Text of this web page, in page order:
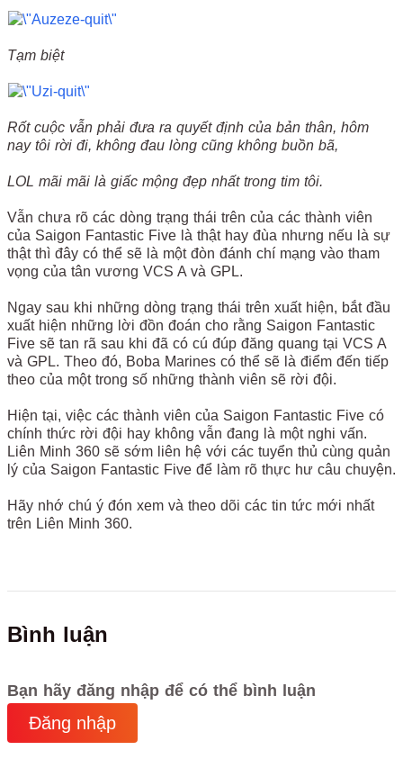
Tạm biệt
Rốt cuộc vẫn phải đưa ra quyết định của bản thân, hôm
nay tôi rời đi, không đau lòng cũng không buồn bã,
LOL mãi mãi là giấc mộng đẹp nhất trong tim tôi.
Vẫn chưa rõ các dòng trạng thái trên của các thành viên
của Saigon Fantastic Five là thật hay đùa nhưng nếu là sự
thật thì đây có thể sẽ là một đòn đánh chí mạng vào tham
vọng của tân vương VCS A và GPL.
Ngay sau khi những dòng trạng thái trên xuất hiện, bắt đầu
xuất hiện những lời đồn đoán cho rằng Saigon Fantastic
Five sẽ tan rã sau khi đã có cú đúp đăng quang tại VCS A
và GPL. Theo đó, Boba Marines có thể sẽ là điểm đến tiếp
theo của một trong số những thành viên sẽ rời đội.
Hiện tại, việc các thành viên của Saigon Fantastic Five có
chính thức rời đội hay không vẫn đang là một nghi vấn.
Liên Minh 360 sẽ sớm liên hệ với các tuyển thủ cùng quản
lý của Saigon Fantastic Five để làm rõ thực hư câu chuyện.
Hãy nhớ chú ý đón xem và theo dõi các tin tức mới nhất
trên Liên Minh 360.
Bình luận
Bạn hãy đăng nhập để có thể bình luận
Đăng nhập